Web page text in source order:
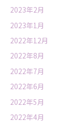
2023年2月
2023年1月
2022年12月
2022年8月
2022年7月
2022年6月
2022年5月
2022年4月